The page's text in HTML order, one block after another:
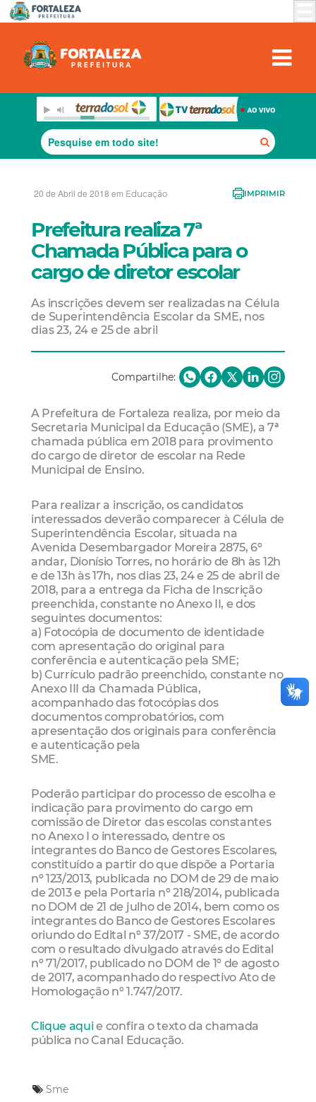
20 de Abril de 2018 em Educação IMPRIMIR
Prefeitura realiza 7ª
Chamada Pública para o
cargo de diretor escolar
As inscrições devem ser realizadas na Célula
de Superintendência Escolar da SME, nos
dias 23, 24 e 25 de abril
Compartilhe:
A Prefeitura de Fortaleza realiza, por meio da
Secretaria Municipal da Educação (SME), a 7ª
chamada pública em 2018 para provimento
do cargo de diretor de escolar na Rede
Municipal de Ensino.
Para realizar a inscrição, os candidatos
interessados deverão comparecer à Célula de
Superintendência Escolar, situada na
Avenida Desembargador Moreira 2875, 6º
andar, Dionísio Torres, no horário de 8h às 12h
e de 13h às 17h, nos dias 23, 24 e 25 de abril de
2018, para a entrega da Ficha de Inscrição
preenchida, constante no Anexo II, e dos
seguintes documentos:
a) Fotocópia de documento de identidade
com apresentação do original para
conferência e autenticação pela SME;
b) Currículo padrão preenchido, constante no
Anexo III da Chamada Pública,
acompanhado das fotocópias dos
documentos comprobatórios, com
apresentação dos originais para conferência
e autenticação pela
SME.
Poderão participar do processo de escolha e
indicação para provimento do cargo em
comissão de Diretor das escolas constantes
no Anexo I o interessado, dentre os
integrantes do Banco de Gestores Escolares,
constituído a partir do que dispõe a Portaria
nº 123/2013, publicada no DOM de 29 de maio
de 2013 e pela Portaria nº 218/2014, publicada
no DOM de 21 de julho de 2014, bem como os
integrantes do Banco de Gestores Escolares
oriundo do Edital nº 37/2017 - SME, de acordo
com o resultado divulgado através do Edital
nº 71/2017, publicado no DOM de 1º de agosto
de 2017, acompanhado do respectivo Ato de
Homologação nº 1.747/2017.
Clique aquie confira o texto da chamada
pública no Canal Educação.
Sme